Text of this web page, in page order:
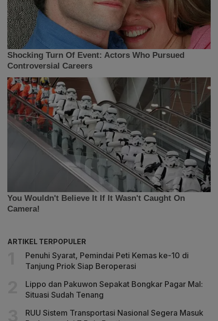
ARTIKEL TERPOPULER
Penuhi Syarat, Pemindai Peti Kemas ke-10 di
Tanjung Priok Siap Beroperasi
Lippo dan Pakuwon Sepakat Bongkar Pagar Mal:
Situasi Sudah Tenang
RUU Sistem Transportasi Nasional Segera Masuk